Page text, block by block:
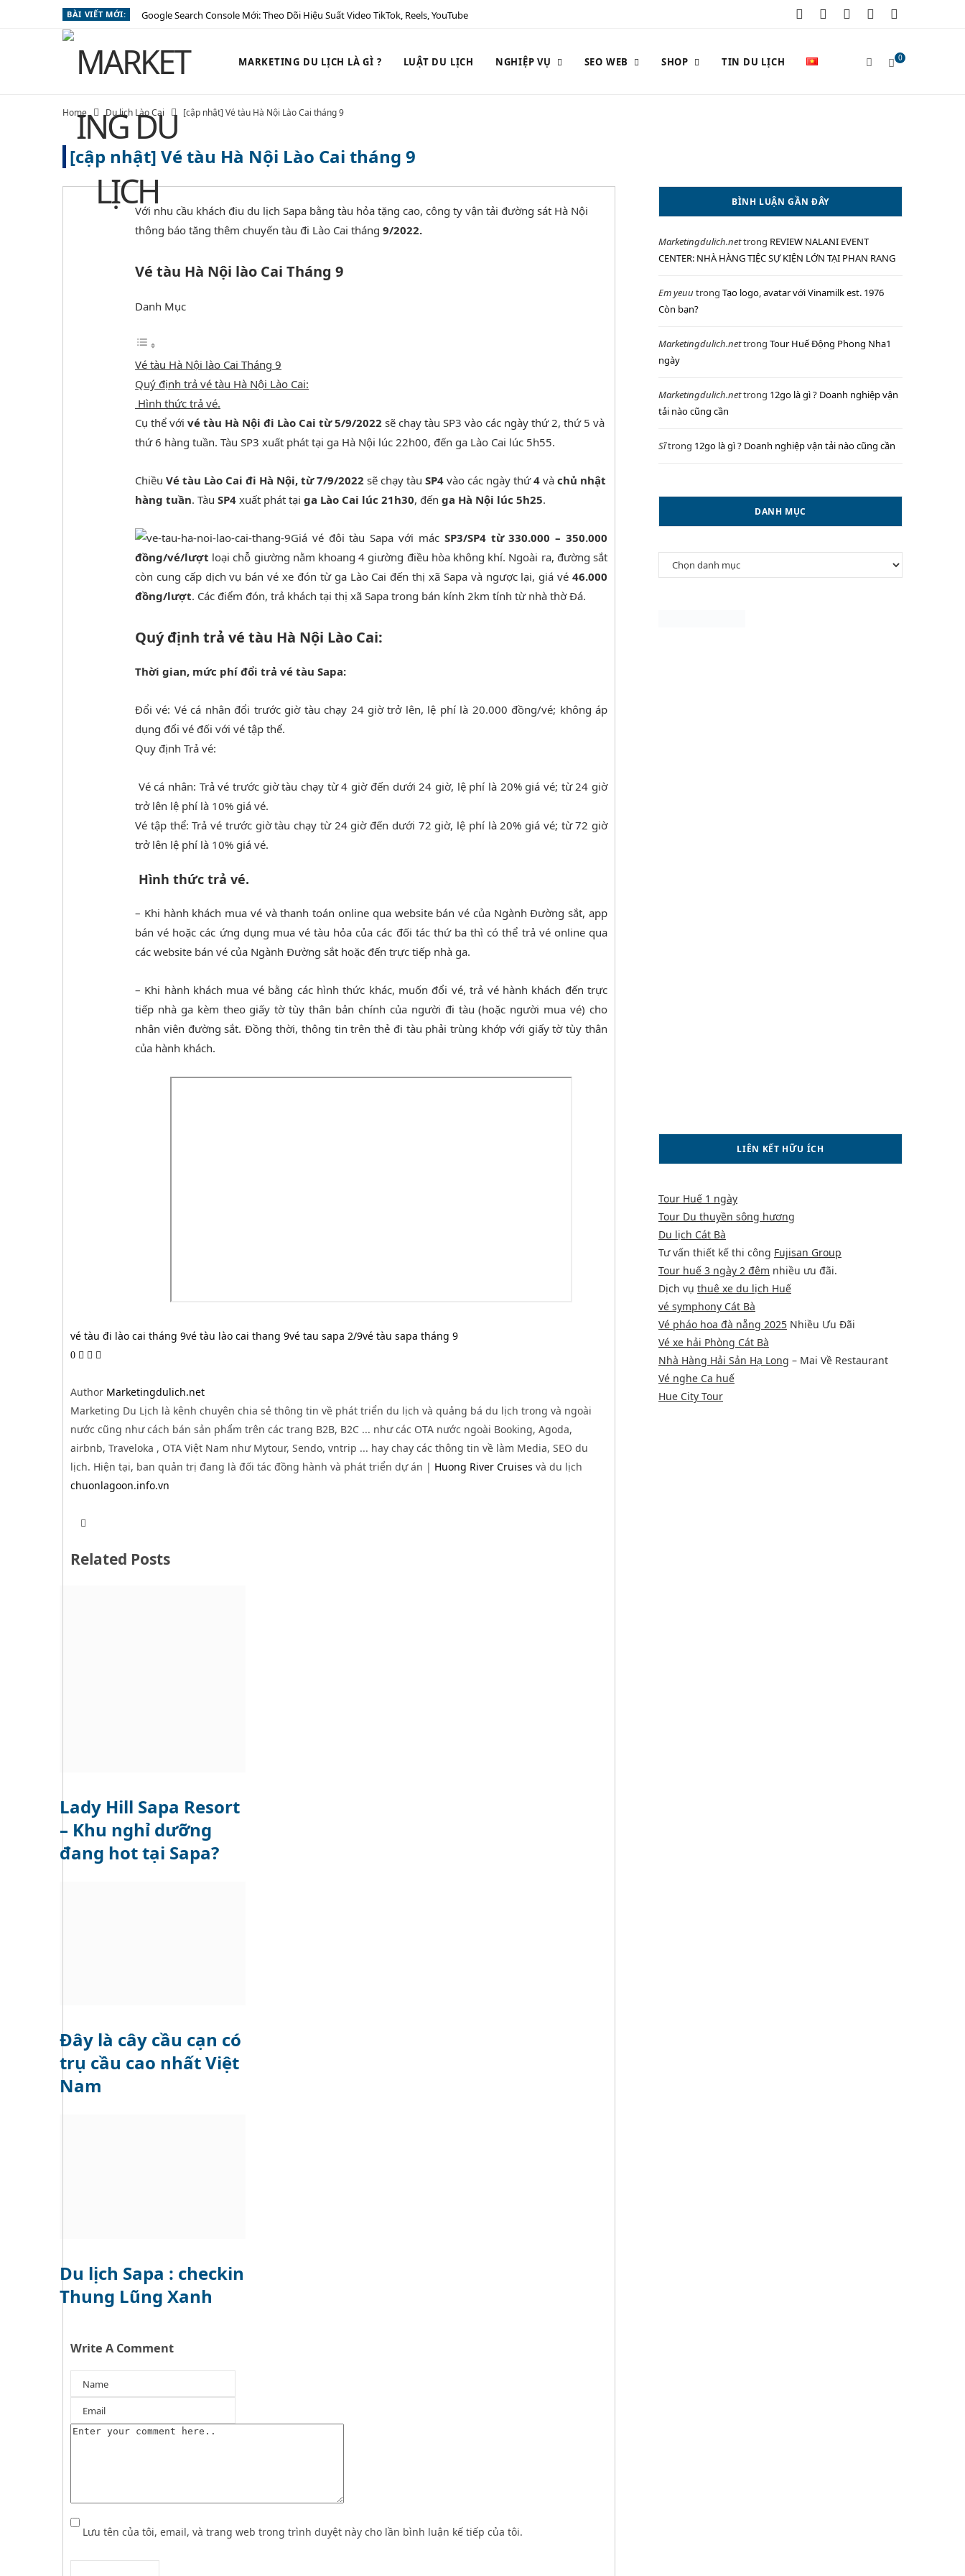
BÀI VIẾT MỚI: Google Search Console Mới: Theo Dõi Hiệu Suất Video TikTok, Reels, YouTube
o
k
t
e
r
r
a
m
e
s
e
MARKETING DU LỊCH LÀ GÌ ? LUẬT DU LỊCH NGHIỆP VỤ SEO WEB SHOP TIN DU LỊCH 0
H
O
I
G
Home Du lịch Lào Cai [cập nhật] Vé tàu Hà Nội Lào Cai tháng 9
[cập nhật] Vé tàu Hà Nội Lào Cai tháng 9
Với nhu cầu khách điu du lịch Sapa bằng tàu hỏa tặng cao, công ty vận tải đường sát Hà Nội
thông báo tăng thêm chuyến tàu đi Lào Cai tháng 9/2022.
Vé tàu Hà Nội lào Cai Tháng 9
Danh Mục
Vé tàu Hà Nội lào Cai Tháng 9
Quý định trả vé tàu Hà Nội Lào Cai:
Hình thức trả vé.
Cụ thể với vé tàu Hà Nội đi Lào Cai từ 5/9/2022 sẽ chạy tàu SP3 vào các ngày thứ 2, thứ 5 và
thứ 6 hàng tuần. Tàu SP3 xuất phát tại ga Hà Nội lúc 22h00, đến ga Lào Cai lúc 5h55.
Chiều Vé tàu Lào Cai đi Hà Nội, từ 7/9/2022 sẽ chạy tàu SP4 vào các ngày thứ4 và chủ nhật
hàng tuần. Tàu SP4 xuất phát tại ga Lào Cai lúc 21h30, đến ga Hà Nội lúc 5h25.
Giá vé đôi tàu Sapa với mác SP3/SP4 từ 330.000 – 350.000
đồng/vé/lượt loại chỗ giường nằm khoang 4 giường điều hòa không khí. Ngoài ra, đường sắt
còn cung cấp dịch vụ bán vé xe đón từ ga Lào Cai đến thị xã Sapa và ngược lại, giá vé 46.000
đồng/lượt. Các điểm đón, trả khách tại thị xã Sapa trong bán kính 2km tính từ nhà thờ Đá.
Quý định trả vé tàu Hà Nội Lào Cai:
Thời gian, mức phí đổi trả vé tàu Sapa:
Đổi vé: Vé cá nhân đổi trước giờ tàu chạy 24 giờ trở lên, lệ phí là 20.000 đồng/vé; không áp
dụng đổi vé đối với vé tập thể.
Quy định Trả vé:
Vé cá nhân: Trả vé trước giờ tàu chạy từ 4 giờ đến dưới 24 giờ, lệ phí là 20% giá vé; từ 24 giờ
trở lên lệ phí là 10% giá vé.
Vé tập thể: Trả vé trước giờ tàu chạy từ 24 giờ đến dưới 72 giờ, lệ phí là 20% giá vé; từ 72 giờ
trở lên lệ phí là 10% giá vé.
Hình thức trả vé.
– Khi hành khách mua vé và thanh toán online qua website bán vé của Ngành Đường sắt, app
bán vé hoặc các ứng dụng mua vé tàu hỏa của các đối tác thứ ba thì có thể trả vé online qua
các website bán vé của Ngành Đường sắt hoặc đến trực tiếp nhà ga.
– Khi hành khách mua vé bằng các hình thức khác, muốn đổi vé, trả vé hành khách đến trực
tiếp nhà ga kèm theo giấy tờ tùy thân bản chính của người đi tàu (hoặc người mua vé) cho
nhân viên đường sắt. Đồng thời, thông tin trên thẻ đi tàu phải trùng khớp với giấy tờ tùy thân
của hành khách.
vé tàu đi lào cai tháng 9vé tàu lào cai thang 9vé tau sapa 2/9vé tàu sapa tháng 9
0
Author Marketingdulich.net
Marketing Du Lịch là kênh chuyên chia sẻ thông tin về phát triển du lịch và quảng bá du lịch trong và ngoài
nước cũng như cách bán sản phẩm trên các trang B2B, B2C ... như các OTA nước ngoài Booking, Agoda,
airbnb, Traveloka , OTA Việt Nam như Mytour, Sendo, vntrip ... hay chay các thông tin về làm Media, SEO du
lịch. Hiện tại, ban quản trị đang là đối tác đồng hành và phát triển dự án | Huong River Cruises và du lịch
chuonlagoon.info.vn
t
Related Posts
Lady Hill Sapa Resort
– Khu nghỉ dưỡng
đang hot tại Sapa?
Đây là cây cầu cạn có
trụ cầu cao nhất Việt
Nam
Du lịch Sapa : checkin
Thung Lũng Xanh
Write A Comment
Lưu tên của tôi, email, và trang web trong trình duyệt này cho lần bình luận kế tiếp của tôi.
BÌNH LUẬN GẦN ĐÂY
Marketingdulich.nettrong REVIEW NALANI EVENT
CENTER: NHÀ HÀNG TIỆC SỰ KIỆN LỚN TẠI PHAN RANG
Em yeuu trong Tạo logo, avatar với Vinamilk est. 1976
Còn bạn?
Marketingdulich.nettrong Tour Huế Động Phong Nha1
ngày
Marketingdulich.nettrong 12go là gì ? Doanh nghiệp vận
tải nào cũng cần
Sĩtrong 12go là gì ? Doanh nghiệp vận tải nào cũng cần
DANH MỤC
Danh
mục
LIÊN KẾT HỮU ÍCH
Tour Huế 1 ngày
Tour Du thuyền sông hương
Du lịch Cát Bà
Tư vấn thiết kế thi công Fujisan Group
Tour huế 3 ngày 2 đêm nhiều ưu đãi.
Dịch vụ thuê xe du lịch Huế
vé symphony Cát Bà
Vé pháo hoa đà nẵng 2025 Nhiều Ưu Đãi
Vé xe hải Phòng Cát Bà
Nhà Hàng Hải Sản Hạ Long – Mai Về Restaurant
Vé nghe Ca huế
Hue City Tour